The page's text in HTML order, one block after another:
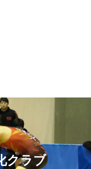
クラブ